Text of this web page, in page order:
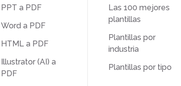
PPT a PDF
Word a PDF
HTML a PDF
Illustrator (AI) a
PDF
Las 100 mejores
plantillas
Plantillas por
industria
Plantillas por tipo